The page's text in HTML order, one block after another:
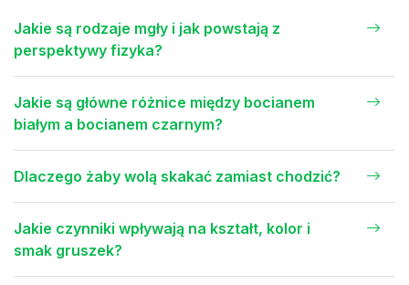
Jakie są rodzaje mgły i jak powstają z
perspektywy fizyka?
Jakie są główne różnice między bocianem
białym a bocianem czarnym?
Dlaczego żaby wolą skakać zamiast chodzić?
Jakie czynniki wpływają na kształt, kolor i
smak gruszek?